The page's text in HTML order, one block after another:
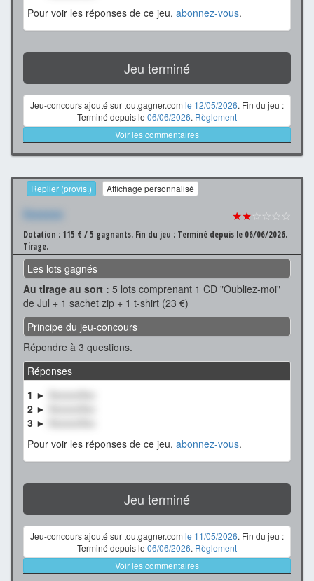
Pour voir les réponses de ce jeu, abonnez-vous.
Jeu terminé
Jeu-concours ajouté sur toutgagner.com le 12/05/2026. Fin du jeu :
Terminé depuis le 06/06/2026. Règlement
Voir les commentaires
Replier (provis.) Affichage personnalisé
Xxxxxxx ★★☆☆☆☆
Dotation : 115 € / 5 gagnants. Fin du jeu : Terminé depuis le 06/06/2026.
Tirage.
Les lots gagnés
Au tirage au sort : 5 lots comprenant 1 CD "Oubliez-moi"
de Jul + 1 sachet zip + 1 t-shirt (23 €)
Principe du jeu-concours
Répondre à 3 questions.
Réponses
1 ►
XxxxxxXxx
2 ►
3 ►
Pour voir les réponses de ce jeu, abonnez-vous.
Jeu terminé
Jeu-concours ajouté sur toutgagner.com le 11/05/2026. Fin du jeu :
Terminé depuis le 06/06/2026. Règlement
Voir les commentaires